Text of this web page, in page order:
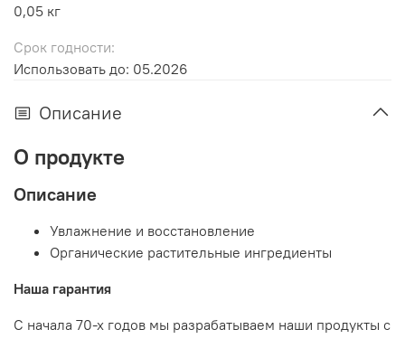
0,05 кг
Срок годности:
Использовать до: 05.2026
Описание
О продукте
Описание
Увлажнение и восстановление
Органические растительные ингредиенты
Наша гарантия
С начала 70-х годов мы разрабатываем наши продукты с